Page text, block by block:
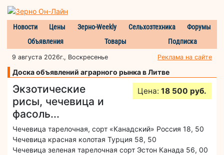
Новости Цены Зерно-Weekly Сельхозтехника
Форумы
Объявления
Товары Подписка
9 августа 2026г., Воскресенье Реклама на сайте
Доска объявлений аграрного рынка в Литве
Экзотические
рисы, чечевица и
фасоль...
Цена: 18 500 руб.
Чечевица тарелочная, сорт «Канадский» Россия 18, 50
Чечевица красная колотая Турция 58, 50
Чечевица зеленая тарелочная сорт Эстон Канада 56, 00